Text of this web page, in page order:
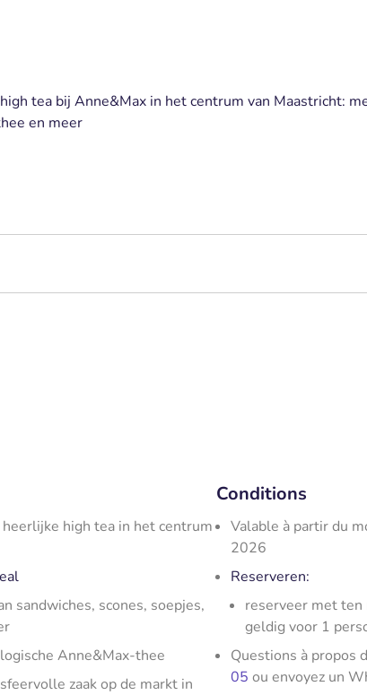
tea bij Anne&Max in het centrum van Maastricht:
en meer
high tea in het centrum
sandwiches, scones, soepjes,
Anne&Max-thee
zaak op de markt in
Conditions
Valable à partir du
2026
Reserveren:
reserveer met ten
geldig voor 1
Questions à propos
05 ou envoyez un